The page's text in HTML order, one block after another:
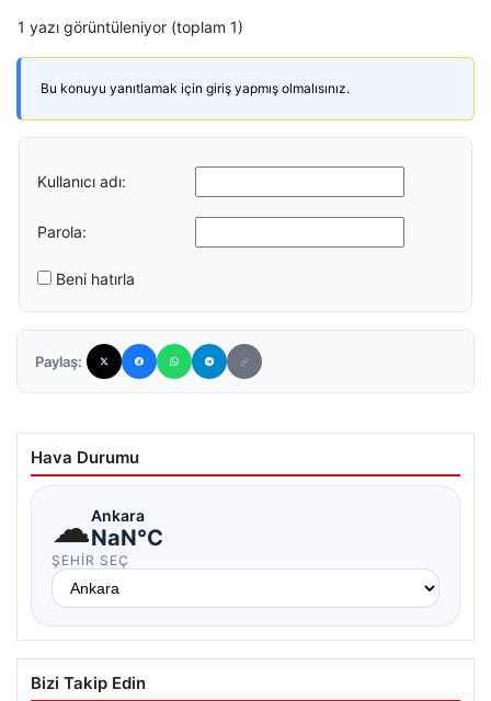
1 yazı görüntüleniyor (toplam 1)
Bu konuyu yanıtlamak için giriş yapmış olmalısınız.
Kullanıcı adı:
Parola:
Beni hatırla
Paylaş:
Hava Durumu
☁Ankara
NaN°C
ŞEHIR SEÇ
Bizi Takip Edin